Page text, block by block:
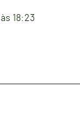
às 18:23